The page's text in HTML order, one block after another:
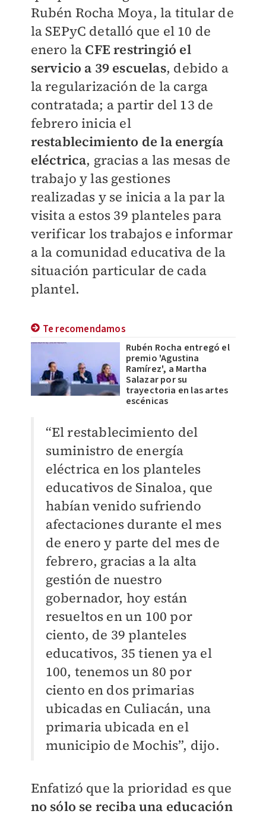
Rubén Rocha Moya, la titular de
la SEPyC detalló que el 10 de
enero la CFE restringió el
servicio a 39 escuelas, debido a
la regularización de la carga
contratada; a partir del 13 de
febrero inicia el
restablecimiento de la energía
eléctrica, gracias a las mesas de
trabajo y las gestiones
realizadas y se inicia a la par la
visita a estos 39 planteles para
verificar los trabajos e informar
a la comunidad educativa de la
situación particular de cada
plantel.
Te recomendamos
Rubén Rocha entregó el
premio 'Agustina
Ramírez', a Martha
Salazar por su
trayectoria en las artes
escénicas
“El restablecimiento del
suministro de energía
eléctrica en los planteles
educativos de Sinaloa, que
habían venido sufriendo
afectaciones durante el mes
de enero y parte del mes de
febrero, gracias a la alta
gestión de nuestro
gobernador, hoy están
resueltos en un 100 por
ciento, de 39 planteles
educativos, 35 tienen ya el
100, tenemos un 80 por
ciento en dos primarias
ubicadas en Culiacán, una
primaria ubicada en el
municipio de Mochis”, dijo.
Enfatizó que la prioridad es que
no sólo se reciba una educación